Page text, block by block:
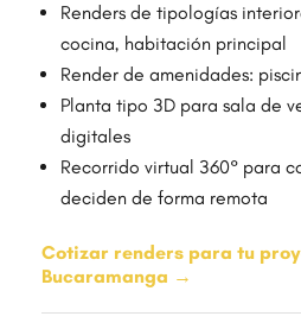
Renders de tipologías
cocina, habitación principal
Render de amenidades:
Planta tipo 3D para sala de
digitales
Recorrido virtual 360° para
deciden de forma remota
Cotizar renders para tu
Bucaramanga →